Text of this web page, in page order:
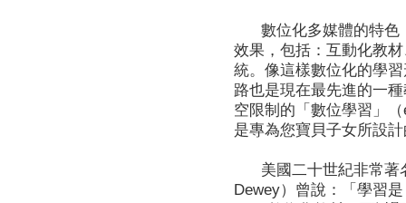
數位化多媒體的特色
效果，包括：互動化教
統。像這樣數位化的學
路也是現在最先進的一
空限制的「數位學習」
是專為您寶貝子女所設
美國二十世紀非常著
Dewey）曾說：「學習